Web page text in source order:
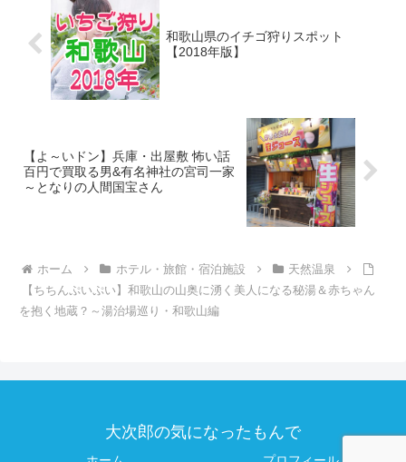
和歌山県のイチゴ狩りスポット
【2018年版】
【よ～いドン】兵庫・出屋敷 怖い話
百円で買取る男&有名神社の宮司一家
～となりの人間国宝さん
ホーム ホテル・旅館・宿泊施設
天然温泉
【ちちんぷいぷい】和歌山の山奥に湧く美人になる秘湯＆赤ちゃん
を抱く地蔵？～湯治場巡り・和歌山編
大次郎の気になったもんで